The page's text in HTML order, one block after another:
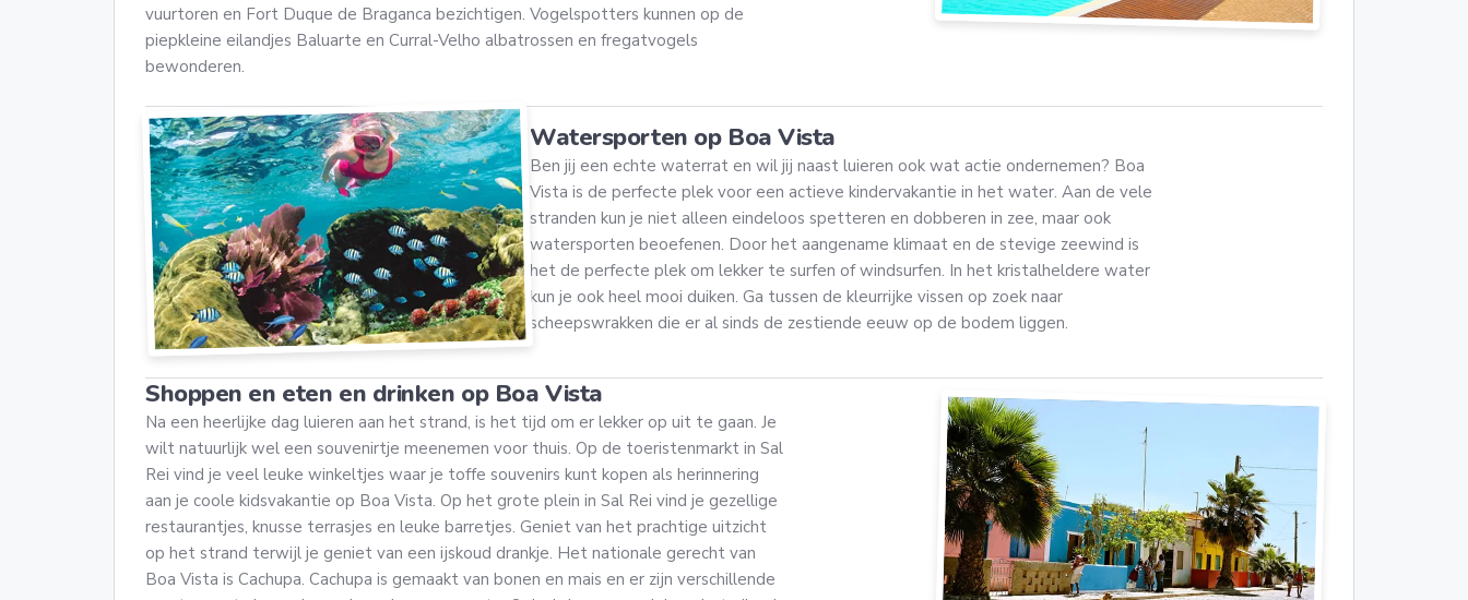
vuurtoren en Fort Duque de Braganca bezichtigen. Vogelspotters kunnen op de
piepkleine eilandjes Baluarte en Curral-Velho albatrossen en fregatvogels
bewonderen.
Watersporten op Boa Vista
Ben jij een echte waterrat en wil jij naast luieren ook wat actie ondernemen? Boa
Vista is de perfecte plek voor een actieve kindervakantie in het water. Aan de vele
stranden kun je niet alleen eindeloos spetteren en dobberen in zee, maar ook
watersporten beoefenen. Door het aangename klimaat en de stevige zeewind is
het de perfecte plek om lekker te surfen of windsurfen. In het kristalheldere water
kun je ook heel mooi duiken. Ga tussen de kleurrijke vissen op zoek naar
scheepswrakken die er al sinds de zestiende eeuw op de bodem liggen.
Shoppen en eten en drinken op Boa Vista
Na een heerlijke dag luieren aan het strand, is het tijd om er lekker op uit te gaan. Je
wilt natuurlijk wel een souvenirtje meenemen voor thuis. Op de toeristenmarkt in Sal
Rei vind je veel leuke winkeltjes waar je toffe souvenirs kunt kopen als herinnering
aan je coole kidsvakantie op Boa Vista. Op het grote plein in Sal Rei vind je gezellige
restaurantjes, knusse terrasjes en leuke barretjes. Geniet van het prachtige uitzicht
op het strand terwijl je geniet van een ijskoud drankje. Het nationale gerecht van
Boa Vista is Cachupa. Cachupa is gemaakt van bonen en mais en er zijn verschillende